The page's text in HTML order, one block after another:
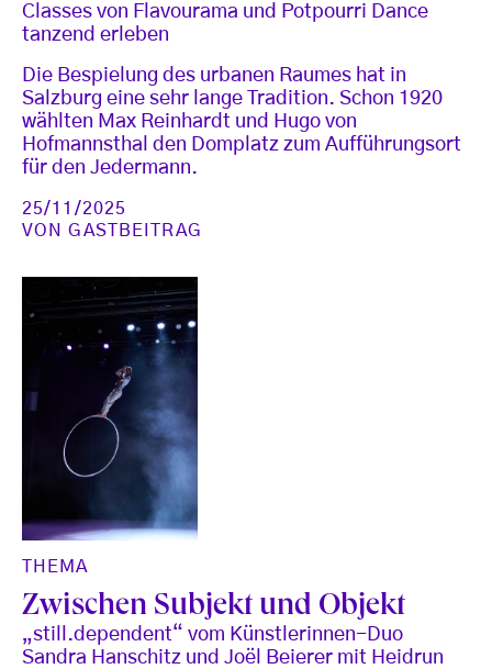
Classes von Flavourama und Potpourri Dance
tanzend erleben
Die Bespielung des urbanen Raumes hat in
Salzburg eine sehr lange Tradition. Schon 1920
wählten Max Reinhardt und Hugo von
Hofmannsthal den Domplatz zum Aufführungsort
für den Jedermann.
25/11/2025
VONGASTBEITRAG
THEMA
Zwischen Subjekt und Objekt
„still.dependent“ vom Künstlerinnen-Duo
Sandra Hanschitz und Joël Beierer mit Heidrun